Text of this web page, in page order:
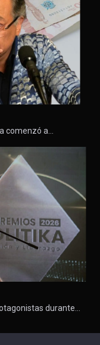
comenzó a…
durante…